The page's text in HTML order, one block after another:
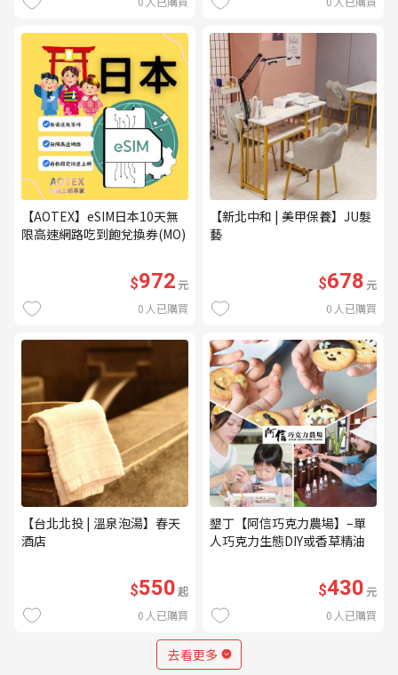
【AOTEX】eSIM日本10天無
限高速網路吃到飽兌換券(MO)
$972元
0 人已購買
【新北中和 | 美甲保養】JU髮
藝
$678元
0 人已購買
【台北北投 | 溫泉泡湯】春天
酒店
$550起
0 人已購買
墾丁【阿信巧克力農場】–單
人巧克力生態DIY或香草精油
$430元
0 人已購買
去看更多